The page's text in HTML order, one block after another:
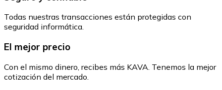
Todas nuestras transacciones están protegidas con
seguridad informática.
El mejor precio
Con el mismo dinero, recibes más KAVA. Tenemos la mejor
cotización del mercado.